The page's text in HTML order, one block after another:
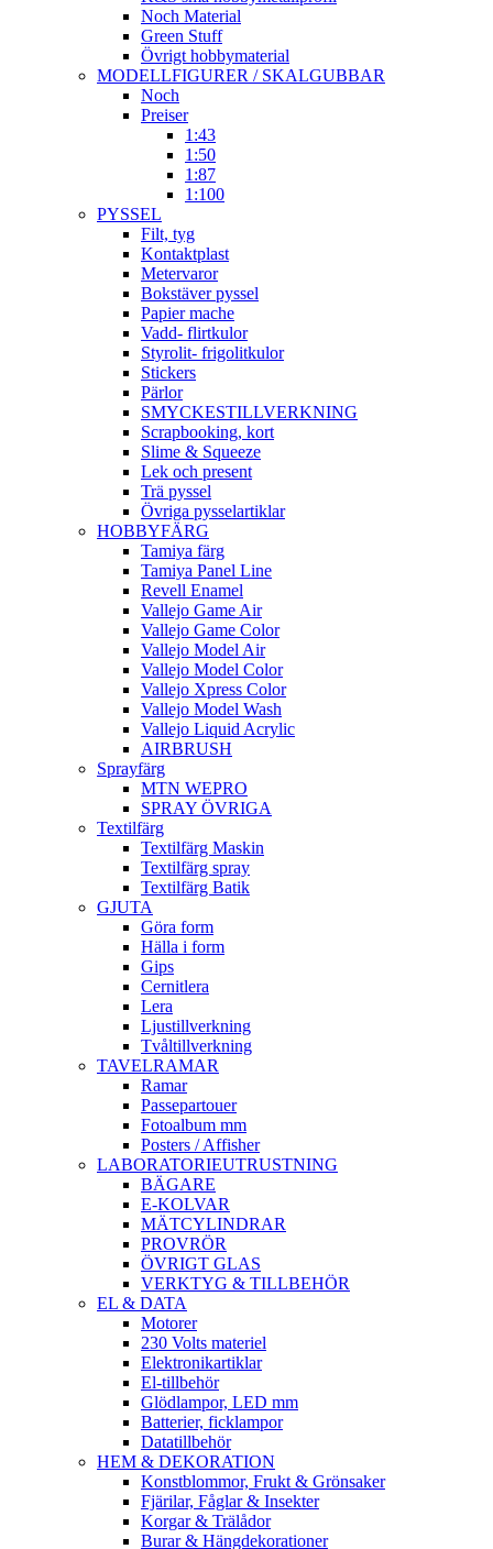
Noch Material
Green Stuff
Övrigt hobbymaterial
MODELLFIGURER / SKALGUBBAR
Noch
Preiser
1:43
1:50
1:87
1:100
PYSSEL
Filt, tyg
Kontaktplast
Metervaror
Bokstäver pyssel
Papier mache
Vadd- flirtkulor
Styrolit- frigolitkulor
Stickers
Pärlor
SMYCKESTILLVERKNING
Scrapbooking, kort
Slime & Squeeze
Lek och present
Trä pyssel
Övriga pysselartiklar
HOBBYFÄRG
Tamiya färg
Tamiya Panel Line
Revell Enamel
Vallejo Game Air
Vallejo Game Color
Vallejo Model Air
Vallejo Model Color
Vallejo Xpress Color
Vallejo Model Wash
Vallejo Liquid Acrylic
AIRBRUSH
Sprayfärg
MTN WEPRO
SPRAY ÖVRIGA
Textilfärg
Textilfärg Maskin
Textilfärg spray
Textilfärg Batik
GJUTA
Göra form
Hälla i form
Gips
Cernitlera
Lera
Ljustillverkning
Tvåltillverkning
TAVELRAMAR
Ramar
Passepartouer
Fotoalbum mm
Posters / Affisher
LABORATORIEUTRUSTNING
BÄGARE
E-KOLVAR
MÄTCYLINDRAR
PROVRÖR
ÖVRIGT GLAS
VERKTYG & TILLBEHÖR
EL & DATA
Motorer
230 Volts materiel
Elektronikartiklar
El-tillbehör
Glödlampor, LED mm
Batterier, ficklampor
Datatillbehör
HEM & DEKORATION
Konstblommor, Frukt & Grönsaker
Fjärilar, Fåglar & Insekter
Korgar & Trälådor
Burar & Hängdekorationer